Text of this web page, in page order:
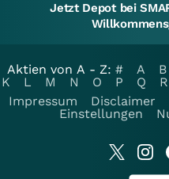
Jetzt Depot bei
Aktien von A - Z: # A B
K
L M N O P Q R
Impressum
Disclaimer
Einstellungen